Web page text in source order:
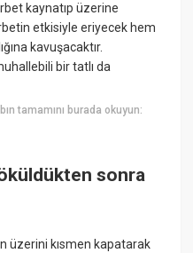
kaynatıp üzerine
etkisiyle eriyecek hem
kavuşacaktır.
bir tatlı da
tamamını burada okuyun:
sonra
üzerini kısmen kapatarak